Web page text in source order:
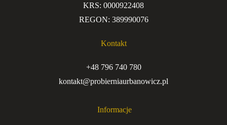
KRS: 0000922408
REGON: 389990076
Kontakt
+48 796 740 780
kontakt@probierniaurbanowicz.pl
Informacje